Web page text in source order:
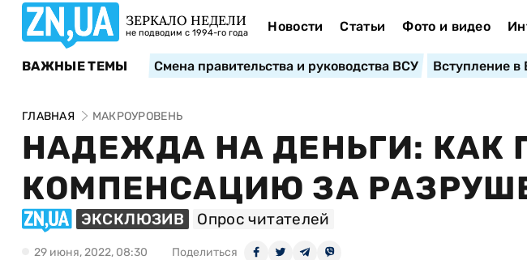
ЗЕРКАЛО НЕДЕЛИ
не подводим с 1994-го года Новости Статьи Фото и видео
ВАЖНЫЕ ТЕМЫ Смена правительства и руководства ВСУ Вступление в
ГЛАВНАЯ МАКРОУРОВЕНЬ
НАДЕЖДА НА ДЕНЬГИ: КАК
КОМПЕНСАЦИЮ ЗА
ЭКСКЛЮЗИВ Опрос читателей
29 июня, 2022, 08:30 Поделиться